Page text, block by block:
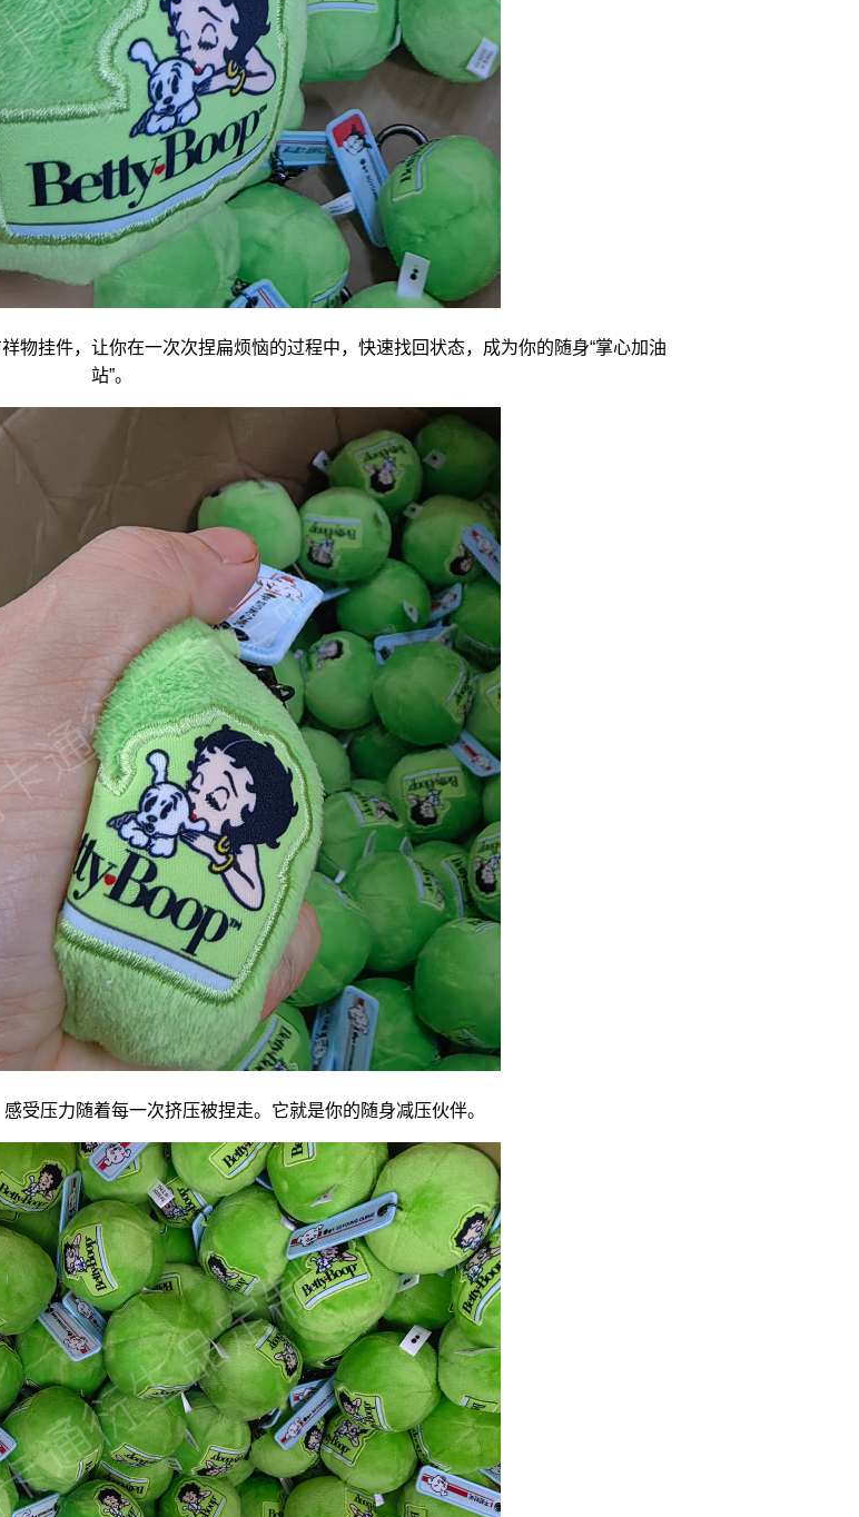
物挂件，让你在一次次捏扁烦恼的过程中，快速找回状态，成为你的随身“掌心加油
站”。
感受压力随着每一次挤压被捏走。它就是你的随身减压伙伴。